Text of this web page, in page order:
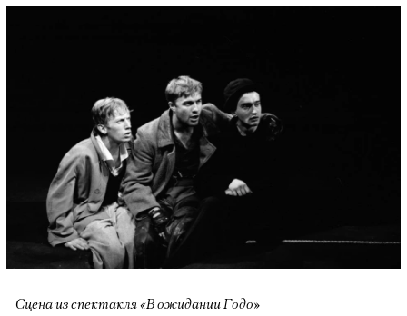
Сцена из спектакля «В ожидании Годо»